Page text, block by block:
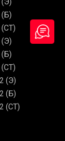
(Э)
(Б)
(СТ)